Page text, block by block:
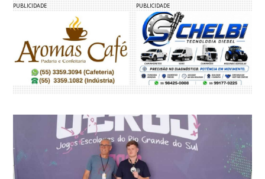
PUBLICIDADE PUBLICIDADE